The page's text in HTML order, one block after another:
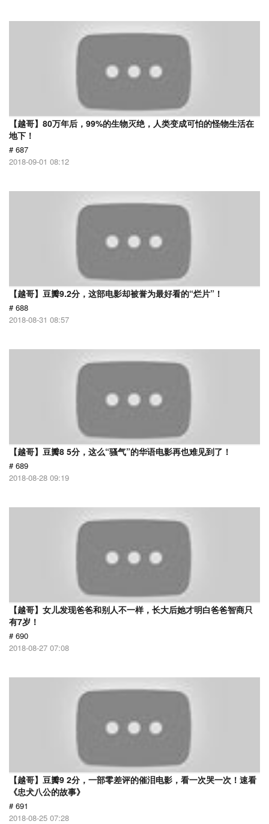
【越哥】80万年后，99%的生物灭绝，人类变成可怕的怪物生活在
地下！
# 687
2018-09-01 08:12
【越哥】豆瓣9.2分，这部电影却被誉为最好看的“烂片”！
# 688
2018-08-31 08:57
【越哥】豆瓣8 5分，这么“骚气”的华语电影再也难见到了！
# 689
2018-08-28 09:19
【越哥】女儿发现爸爸和别人不一样，长大后她才明白爸爸智商只
有7岁！
# 690
2018-08-27 07:08
【越哥】豆瓣9 2分，一部零差评的催泪电影，看一次哭一次！速看
《忠犬八公的故事》
# 691
2018-08-25 07:28